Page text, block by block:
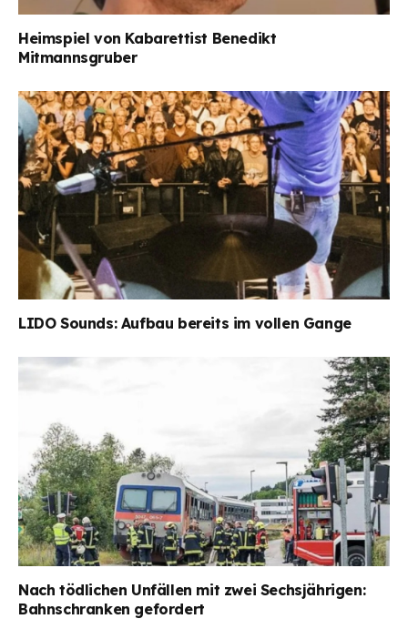
Heimspiel von Kabarettist Benedikt
Mitmannsgruber
LIDO Sounds: Aufbau bereits im vollen Gange
Nach tödlichen Unfällen mit zwei Sechsjährigen:
Bahnschranken gefordert